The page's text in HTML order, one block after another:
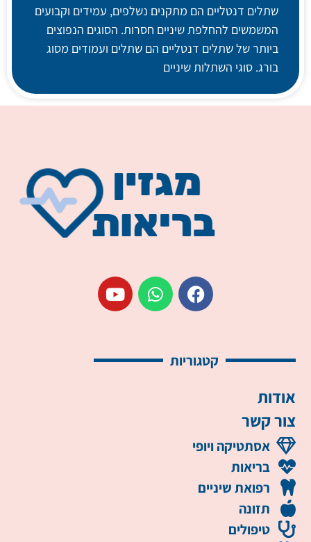
שתלים דנטליים הם מתקנים נשלפים, עמידים וקבועים
המשמשים להחלפת שיניים חסרות. הסוגים הנפוצים
ביותר של שתלים דנטליים הם שתלים ועמודים מסוג
בורג. סוגי השתלות שיניים
קטגוריות
אודות
צור קשר
אסתטיקה ויופי
בריאות
רפואת שיניים
תזונה
טיפולים